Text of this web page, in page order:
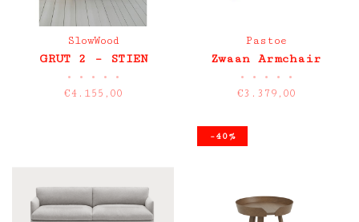
SlowWood
GRUT 2 – STIEN
• • • • •
€4.155,00
Pastoe
Zwaan Armchair
• • • • •
€3.379,00
-40%